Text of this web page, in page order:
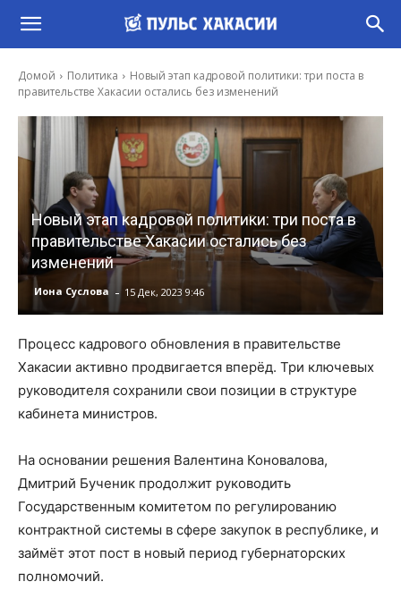
Домой Политика
Новый этап кадровой политики: три поста в
правительстве Хакасии остались без изменений
Новый этап кадровой политики: три поста в
правительстве Хакасии остались без
изменений
Иона Суслова - 15 Дек, 2023 9:46
Процесс кадрового обновления в правительстве
Хакасии активно продвигается вперёд. Три ключевых
руководителя сохранили свои позиции в структуре
кабинета министров.
На основании решения Валентина Коновалова,
Дмитрий Бученик продолжит руководить
Государственным комитетом по регулированию
контрактной системы в сфере закупок в республике, и
займёт этот пост в новый период губернаторских
полномочий.